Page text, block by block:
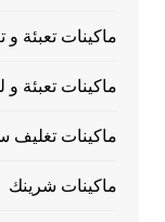
ماكينات تعبئة
ماكينات تعبئة و
ماكينات تغليف
ماكينات شرينك